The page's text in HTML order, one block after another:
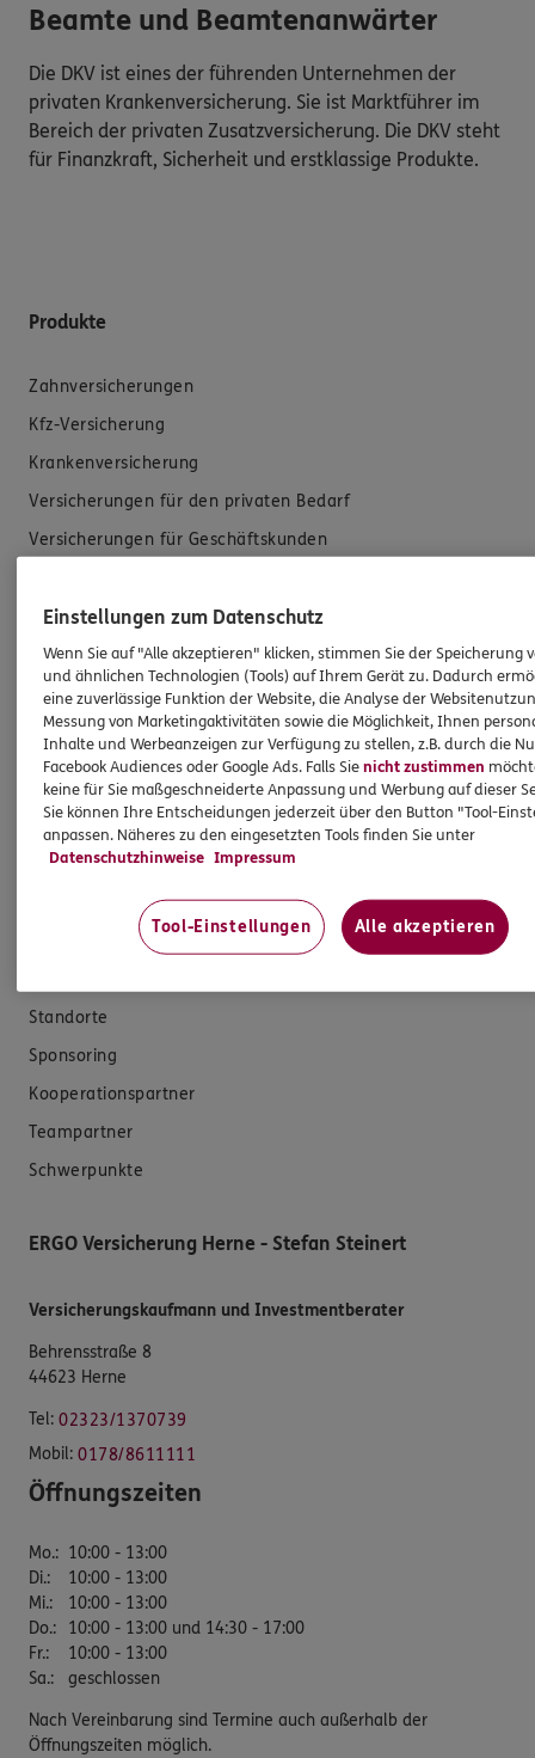
Beamte und Beamtenanwärter
Die DKV ist eines der führenden Unternehmen der
privaten Krankenversicherung. Sie ist Marktführer im
Bereich der privaten Zusatzversicherung. Die DKV steht
für Finanzkraft, Sicherheit und erstklassige Produkte.
Produkte
Zahnversicherungen
Kfz-Versicherung
Krankenversicherung
Versicherungen für den privaten Bedarf
Versicherungen für Geschäftskunden
E-Mail schreiben
Schaden melden
Erstkontaktinformationen
EU-Offenlegungsvereinbarung
Datenverarbeitung
Unsere Agentur
Standorte
Sponsoring
Kooperationspartner
Teampartner
Schwerpunkte
ERGO Versicherung Herne - Stefan Steinert
Versicherungskaufmann und Investmentberater
Behrensstraße 8
44623 Herne
Tel: 02323/1370739
Mobil: 0178/8611111
Öffnungszeiten
Mo.: 10:00 - 13:00
Di.:
10:00 - 13:00
Mi.:
10:00 - 13:00
Do.:
10:00 - 13:00 und 14:30 - 17:00
Fr.:
10:00 - 13:00
Sa.: geschlossen
Nach Vereinbarung sind Termine auch außerhalb der
Öffnungszeiten möglich.
Einstellungen zum Datenschutz
Wenn Sie auf "Alle akzeptieren" klicken, stimmen Sie der Speicherung
und ähnlichen Technologien (Tools) auf Ihrem Gerät zu. Dadurch
eine zuverlässige Funktion der Website, die Analyse der
Messung von Marketingaktivitäten sowie die Möglichkeit, Ihnen
Inhalte und Werbeanzeigen zur Verfügung zu stellen, z.B. durch die
Facebook Audiences oder Google Ads. Falls Sienicht zustimmen
keine für Sie maßgeschneiderte Anpassung und Werbung auf dieser
Sie können Ihre Entscheidungen jederzeit über den Button "Tool-
anpassen. Näheres zu den eingesetzten Tools finden Sie unter
Datenschutzhinweise Impressum
Tool-Einstellungen Alle akzeptieren